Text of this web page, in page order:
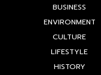
BUSINESS
ENVIRONMENT
CULTURE
LIFESTYLE
HISTORY